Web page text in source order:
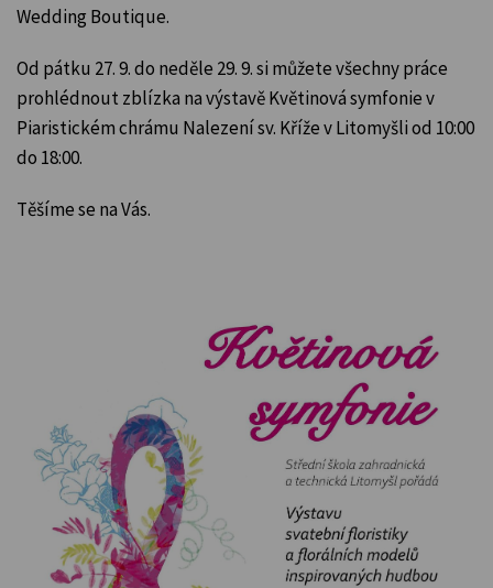
Wedding Boutique.
Od pátku 27. 9. do neděle 29. 9. si můžete všechny práce
prohlédnout zblízka na výstavě Květinová symfonie v
Piaristickém chrámu Nalezení sv. Kříže v Litomyšli od 10:00
do 18:00.
Těšíme se na Vás.